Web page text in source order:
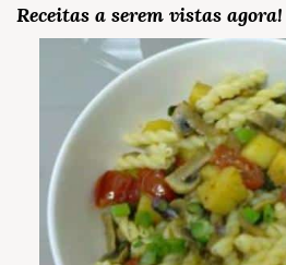
Receitas a serem vistas agora!